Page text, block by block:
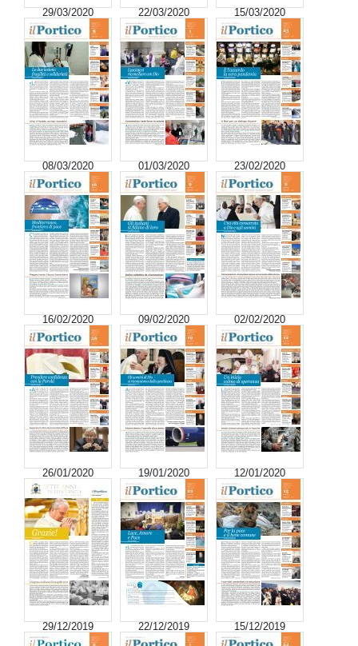
29/03/2020 22/03/2020 15/03/2020
08/03/2020 01/03/2020 23/02/2020
16/02/2020 09/02/2020 02/02/2020
26/01/2020 19/01/2020 12/01/2020
29/12/2019 22/12/2019 15/12/2019